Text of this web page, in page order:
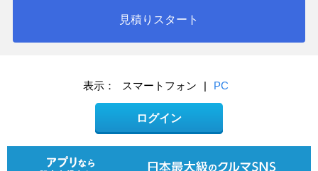
見積りスタート
表示： スマートフォン | PC
ログイン